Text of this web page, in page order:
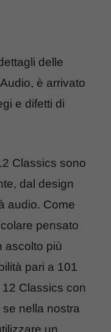
delle
è arrivato
e difetti di
Classics sono
dal design
audio. Come
pensato
ascolto più
pari a 101
Classics con
nella nostra
un